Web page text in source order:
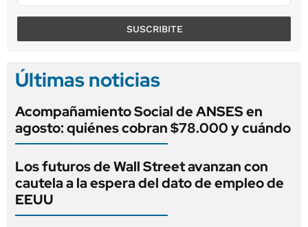
SUSCRIBITE
Últimas noticias
Acompañamiento Social de ANSES en
agosto: quiénes cobran $78.000 y cuándo
Los futuros de Wall Street avanzan con
cautela a la espera del dato de empleo de
EEUU